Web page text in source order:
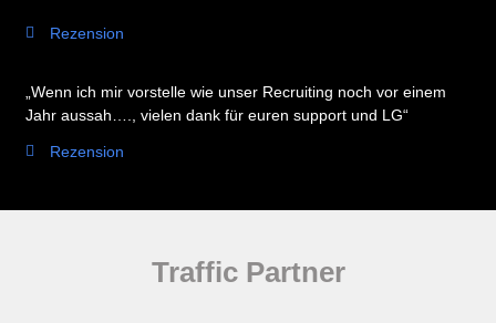
Rezension
„Wenn ich mir vorstelle wie unser Recruiting noch vor einem
Jahr aussah…., vielen dank für euren support und LG“
Rezension
Traffic Partner